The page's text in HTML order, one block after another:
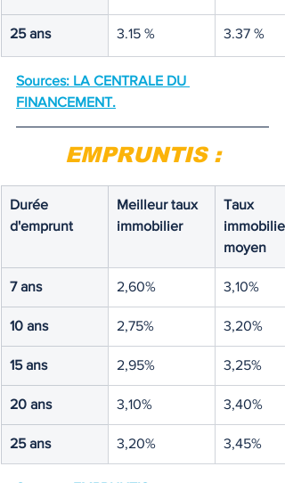
25 ans 3.15 % 3.37 %
Sources: LA CENTRALE DU
FINANCEMENT.
EMPRUNTIS :
Durée
d'emprunt
Meilleur taux
immobilier
Taux
immobilier
moyen
7 ans 2,60% 3,10%
10 ans 2,75% 3,20%
15 ans 2,95% 3,25%
20 ans 3,10% 3,40%
25 ans 3,20% 3,45%